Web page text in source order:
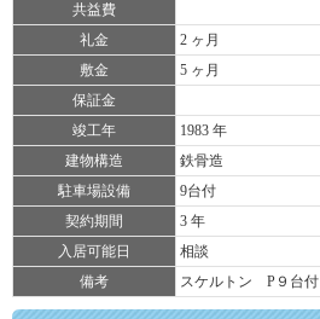
共益費
礼金
2 ヶ月
敷金
5 ヶ月
保証金
竣工年
1983 年
建物構造
鉄骨造
駐車場設備
9台付
契約期間
3 年
入居可能日
相談
備考
スケルトン P９台付